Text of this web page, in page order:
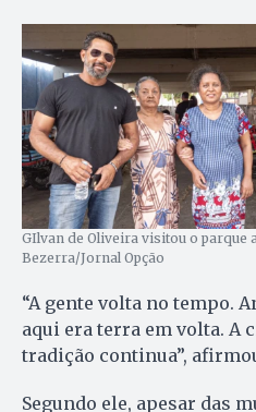
GIlvan de Oliveira visitou o parque
Bezerra/Jornal Opção
“A gente volta no tempo.
aqui era terra em volta. A
tradição continua”,
Segundo ele, apesar das